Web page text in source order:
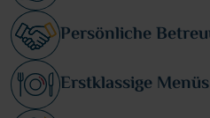
Persönliche
Erstklassige